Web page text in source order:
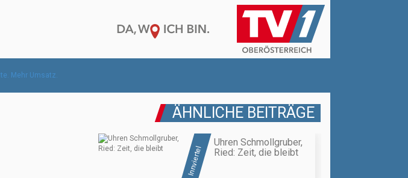
ÄHNLICHE BEITRÄGE
Innviertel
Uhren Schmollgruber,
Ried: Zeit, die bleibt